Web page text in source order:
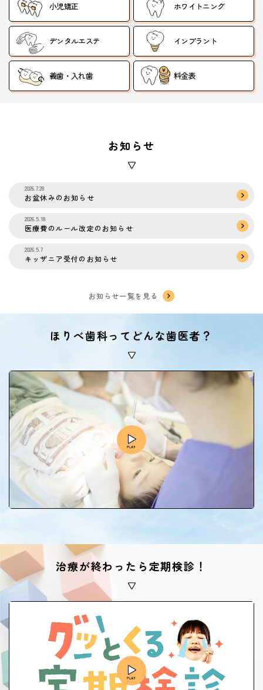
小児矯正 ホワイトニング
デンタルエステ インプラント
義歯・入れ歯 料金表
お知らせ
2026.7.28
お盆休みのお知らせ
2026.5.18
医療費のルール改定のお知らせ
2026.5.7
キッザニア受付のお知らせ
お知らせ一覧を見る
ほりべ歯科ってどんな歯医者？
治療が終わったら定期検診！